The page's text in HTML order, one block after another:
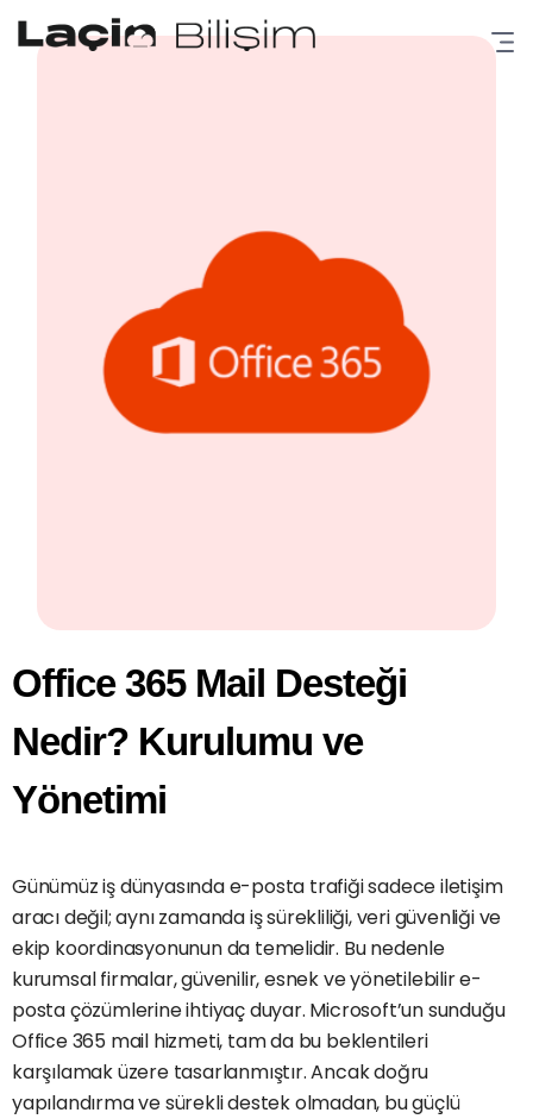
Office 365 Mail Desteği
Nedir? Kurulumu ve
Yönetimi
Günümüz iş dünyasında e-posta trafiği sadece iletişim
aracı değil; aynı zamanda iş sürekliliği, veri güvenliği ve
ekip koordinasyonunun da temelidir. Bu nedenle
kurumsal firmalar, güvenilir, esnek ve yönetilebilir e-
posta çözümlerine ihtiyaç duyar. Microsoft’un sunduğu
Office 365 mail hizmeti, tam da bu beklentileri
karşılamak üzere tasarlanmıştır. Ancak doğru
yapılandırma ve sürekli destek olmadan, bu güçlü